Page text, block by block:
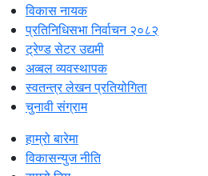
विकास नायक
प्रतिनिधिसभा निर्वाचन २०८२
ट्रेण्ड सेटर उद्यमी
अव्बल व्यवस्थापक
स्वतन्त्र लेखन प्रतियोगिता
चुनावी संग्राम
हाम्रो बारेमा
विकासन्युज नीति